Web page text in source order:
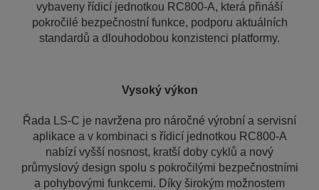
vybaveny řídicí jednotkou RC800-A, která přináší
pokročilé bezpečnostní funkce, podporu aktuálních
standardů a dlouhodobou konzistenci platformy.
Vysoký výkon
Řada LS-C je navržena pro náročné výrobní a servisní
aplikace a v kombinaci s řídicí jednotkou RC800-A
nabízí vyšší nosnost, kratší doby cyklů a nový
průmyslový design spolu s pokročilými bezpečnostními
a pohybovými funkcemi. Díky širokým možnostem